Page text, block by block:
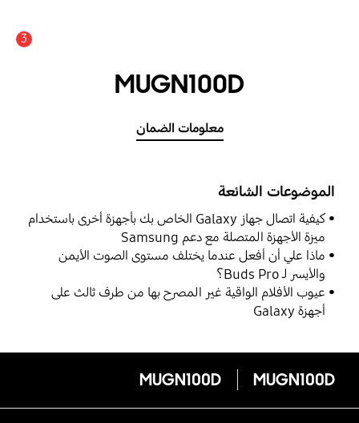
3
MUGN100D
معلومات الضمان
الموضوعات الشائعة
كيفية اتصال جهاز Galaxy الخاص بك بأجهزة أخرى باستخدام
ميزة الأجهزة المتصلة مع دعم Samsung
ماذا علي أن أفعل عندما يختلف مستوى الصوت الأيمن
والأيسر لـ Buds Pro؟
عيوب الأفلام الواقية غير المصرح بها من طرف ثالث على
أجهزة Galaxy
MUGN100D
MUGN100D